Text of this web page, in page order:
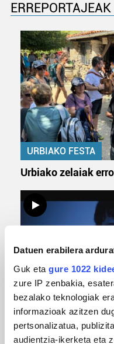
Datuen erabilera
Guk eta gure 1022
zure IP zenbakia,
bezalako teknologiak
informazioak azitzen
pertsonalizatua,
audientzia-ikerketa eta
ERREPORTAJEAK
URBIAKO FESTA
Urbiako zelaiak
MUSIKA
Odik berria